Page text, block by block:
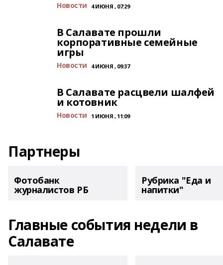
Новости 4 ИЮНЯ , 07:29
В Салавате прошли
корпоративные семейные
игры
Новости 4 ИЮНЯ , 09:37
В Салавате расцвели шалфей
и котовник
Новости 1 ИЮНЯ , 11:09
Партнеры
Фотобанк
журналистов РБ
Рубрика "Еда и
напитки"
Главные события недели в
Салавате